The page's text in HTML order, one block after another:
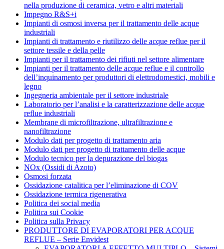
nella produzione di ceramica, vetro e altri materiali
Impegno R&S+i
Impianti di osmosi inversa per il trattamento delle acque
industriali
Impianti di trattamento e riutilizzo delle acque reflue per il
settore tessile e della pelle
Impianti per il trattamento dei rifiuti nel settore alimentare
Impianti per il trattamento delle acque reflue e il controllo
dell’inquinamento per produttori di elettrodomestici, mobili e
legno
Ingegneria ambientale per il settore industriale
Laboratorio per l’analisi e la caratterizzazione delle acque
reflue industriali
Membrane di microfiltrazione, ultrafiltrazione e
nanofiltrazione
Modulo dati per progetto di trattamento aria
Modulo dati per progetto di trattamento delle acque
Modulo tecnico per la depurazione del biogas
NOx (Ossidi di Azoto)
Osmosi forzata
Ossidazione catalitica per l’eliminazione di COV
Ossidazione termica rigenerativa
Politica dei social media
Politica sui Cookie
Politica sulla Privacy
PRODUTTORE DI EVAPORATORI PER ACQUE
REFLUE – Serie Envidest